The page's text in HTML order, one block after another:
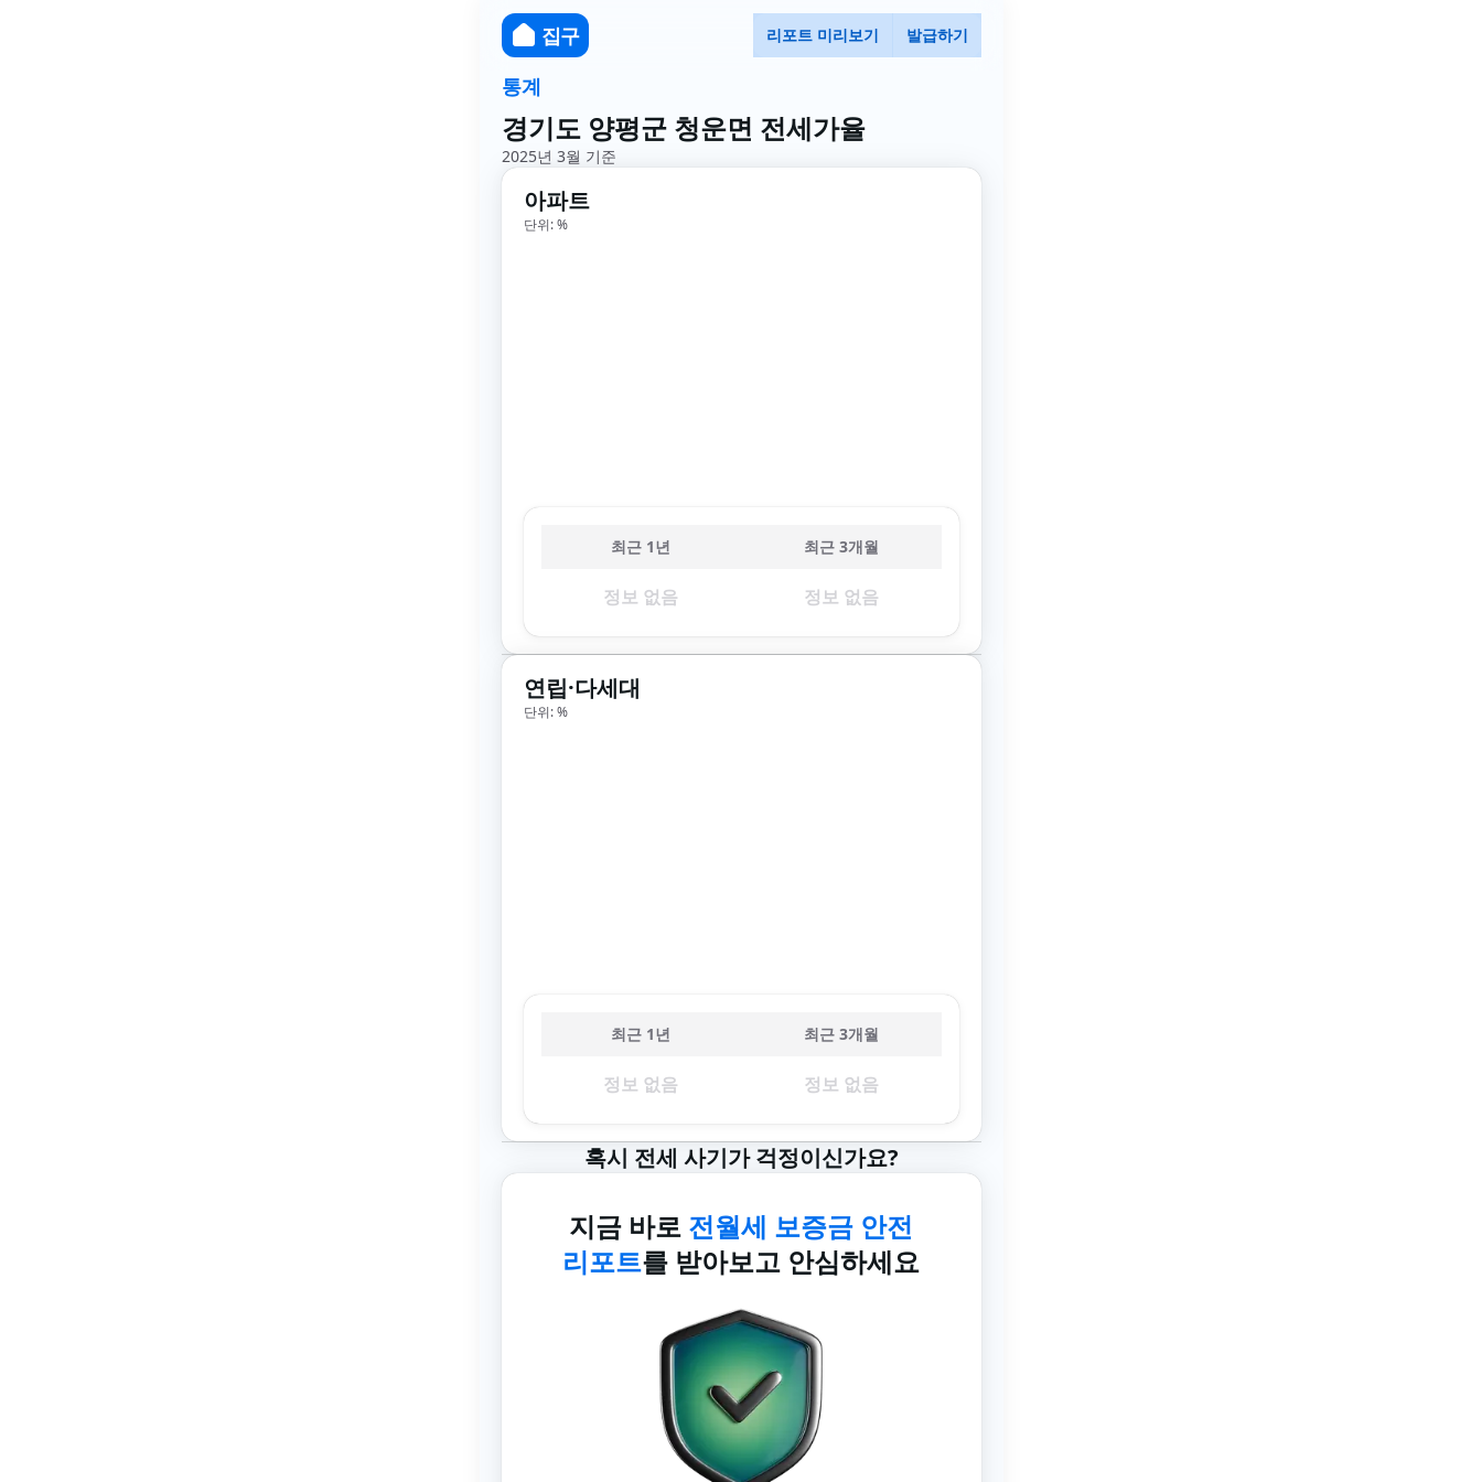
집구 리포트 미리보기 발급하기
통계
경기도 양평군 청운면 전세가율
2025년 3월 기준
아파트
단위: %
최근 1년 최근 3개월
정보 없음 정보 없음
연립·다세대
단위: %
최근 1년 최근 3개월
정보 없음 정보 없음
혹시 전세 사기가 걱정이신가요?
지금 바로 전월세 보증금 안전
리포트를 받아보고 안심하세요